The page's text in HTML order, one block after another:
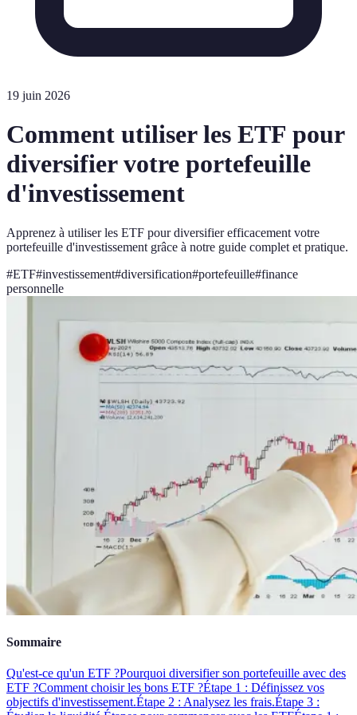
19 juin 2026
Comment utiliser les ETF pour
diversifier votre portefeuille
d'investissement
Apprenez à utiliser les ETF pour diversifier efficacement votre
portefeuille d'investissement grâce à notre guide complet et pratique.
#ETF#investissement#diversification#portefeuille#finance
personnelle
Sommaire
Qu'est-ce qu'un ETF ?Pourquoi diversifier son portefeuille avec des
ETF ?Comment choisir les bons ETF ?Étape 1 : Définissez vos
objectifs d'investissement.Étape 2 : Analysez les frais.Étape 3 :